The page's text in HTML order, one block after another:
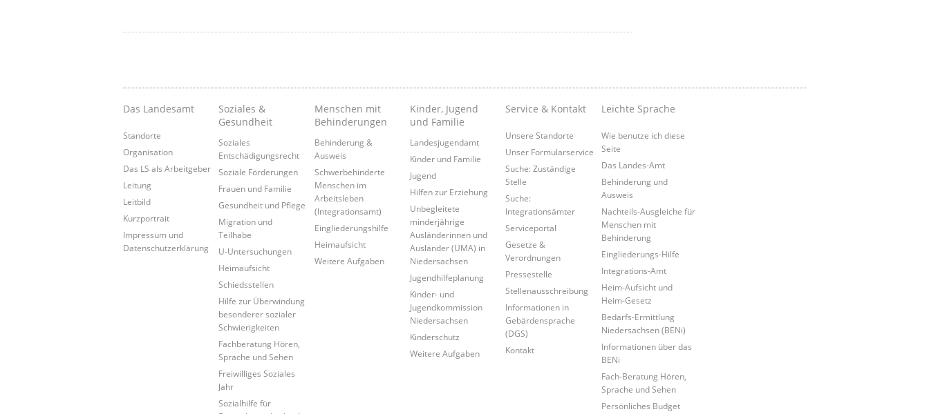
Das Landesamt
Standorte
Organisation
Das LS als Arbeitgeber
Leitung
Leitbild
Kurzportrait
Impressum und
Datenschutzerklärung
Soziales &
Gesundheit
Soziales
Entschädigungsrecht
Soziale Förderungen
Frauen und Familie
Gesundheit und Pflege
Migration und
Teilhabe
U-Untersuchungen
Heimaufsicht
Schiedsstellen
Hilfe zur Überwindung
besonderer sozialer
Schwierigkeiten
Fachberatung Hören,
Sprache und Sehen
Freiwilliges Soziales
Jahr
Sozialhilfe für
Menschen mit
Behinderungen
Behinderung &
Ausweis
Schwerbehinderte
Menschen im
Arbeitsleben
(Integrationsamt)
Eingliederungshilfe
Heimaufsicht
Weitere Aufgaben
Kinder, Jugend
und Familie
Landesjugendamt
Kinder und Familie
Jugend
Hilfen zur Erziehung
Unbegleitete
minderjährige
Ausländerinnen und
Ausländer (UMA) in
Niedersachsen
Jugendhilfeplanung
Kinder- und
Jugendkommission
Niedersachsen
Kinderschutz
Weitere Aufgaben
Service & Kontakt
Unsere Standorte
Unser Formularservice
Suche: Zuständige
Stelle
Suche:
Integrationsämter
Serviceportal
Gesetze &
Verordnungen
Pressestelle
Stellenausschreibung
Informationen in
Gebärdensprache
(DGS)
Kontakt
Leichte Sprache
Wie benutze ich diese
Seite
Das Landes-Amt
Behinderung und
Ausweis
Nachteils-Ausgleiche für
Menschen mit
Behinderung
Eingliederungs-Hilfe
Integrations-Amt
Heim-Aufsicht und
Heim-Gesetz
Bedarfs-Ermittlung
Niedersachsen (BENi)
Informationen über das
BENi
Fach-Beratung Hören,
Sprache und Sehen
Persönliches Budget